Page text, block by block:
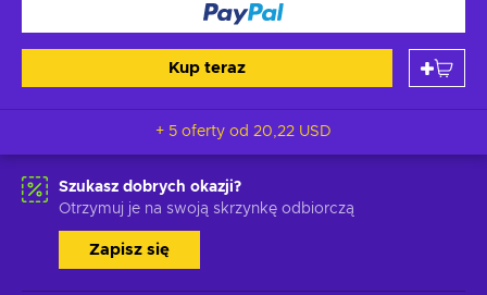
Kup teraz
+ 5 oferty od 20,22 USD
Szukasz dobrych okazji?
Otrzymuj je na swoją skrzynkę odbiorczą
Zapisz się